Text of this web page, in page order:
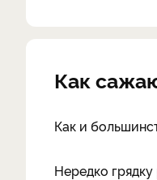
Как
Как и
Нередко